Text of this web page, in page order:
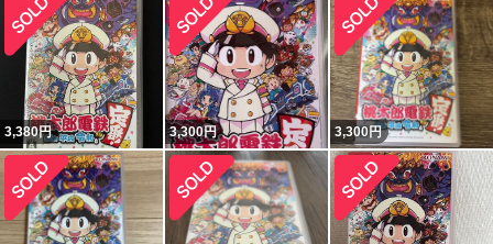
3,380円 3,300円 3,300円